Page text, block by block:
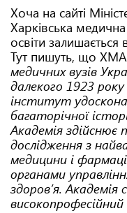
Хоча на сайті
Харківська
освіти
Тут пишуть, що
медичних вузів
далекого 1923 року
інститут
багаторічної
Академія здійснює
дослідження з
медицини і
органами
здоров’я. Академія